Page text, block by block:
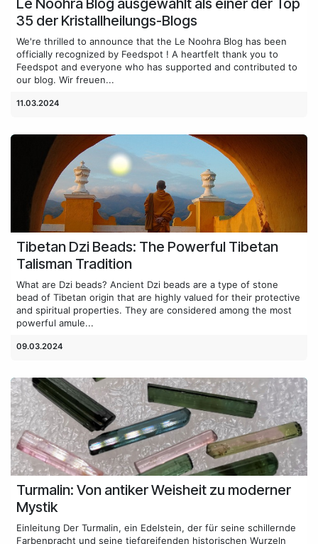
35 der Kristallheilungs-Blogs
We're thrilled to announce that the Le Noohra Blog has been
officially recognized by Feedspot ! A heartfelt thank you to
Feedspot and everyone who has supported and contributed to
our blog. Wir freuen...
11.03.2024
Tibetan Dzi Beads: The Powerful Tibetan
Talisman Tradition
What are Dzi beads? Ancient Dzi beads are a type of stone
bead of Tibetan origin that are highly valued for their protective
and spiritual properties. They are considered among the most
powerful amule...
09.03.2024
Turmalin: Von antiker Weisheit zu moderner
Mystik
Einleitung Der Turmalin, ein Edelstein, der für seine schillernde
Farbenpracht und seine tiefgreifenden historischen Wurzeln